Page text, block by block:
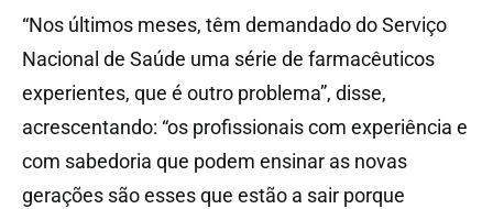
“Nos últimos meses, têm demandado do Serviço
Nacional de Saúde uma série de farmacêuticos
experientes, que é outro problema”, disse,
acrescentando: “os profissionais com experiência e
com sabedoria que podem ensinar as novas
gerações são esses que estão a sair porque